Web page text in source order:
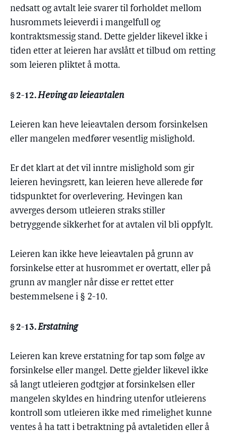
nedsatt og avtalt leie svarer til forholdet mellom
husrommets leieverdi i mangelfull og
kontraktsmessig stand. Dette gjelder likevel ikke i
tiden etter at leieren har avslått et tilbud om retting
som leieren pliktet å motta.
§ 2-12.Heving av leieavtalen
Leieren kan heve leieavtalen dersom forsinkelsen
eller mangelen medfører vesentlig mislighold.
Er det klart at det vil inntre mislighold som gir
leieren hevingsrett, kan leieren heve allerede før
tidspunktet for overlevering. Hevingen kan
avverges dersom utleieren straks stiller
betryggende sikkerhet for at avtalen vil bli oppfylt.
Leieren kan ikke heve leieavtalen på grunn av
forsinkelse etter at husrommet er overtatt, eller på
grunn av mangler når disse er rettet etter
bestemmelsene i § 2-10.
§ 2-13.Erstatning
Leieren kan kreve erstatning for tap som følge av
forsinkelse eller mangel. Dette gjelder likevel ikke
så langt utleieren godtgjør at forsinkelsen eller
mangelen skyldes en hindring utenfor utleierens
kontroll som utleieren ikke med rimelighet kunne
ventes å ha tatt i betraktning på avtaletiden eller å